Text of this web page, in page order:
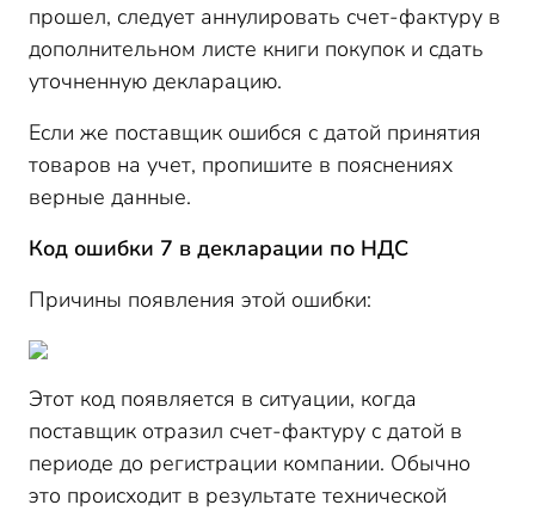
прошел, следует аннулировать счет-фактуру в
дополнительном листе книги покупок и сдать
уточненную декларацию.
Если же поставщик ошибся с датой принятия
товаров на учет, пропишите в пояснениях
верные данные.
Код ошибки 7 в декларации по НДС
Причины появления этой ошибки:
Этот код появляется в ситуации, когда
поставщик отразил счет-фактуру с датой в
периоде до регистрации компании. Обычно
это происходит в результате технической